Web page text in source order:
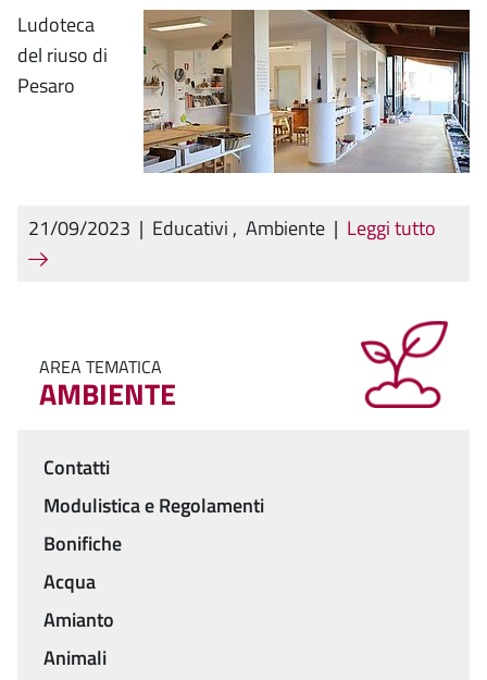
Ludoteca
del riuso di
Pesaro
21/09/2023 | Educativi , Ambiente | Leggi tutto
AREA TEMATICA
AMBIENTE
Menu
Contatti
Modulistica e Regolamenti
Bonifiche
Acqua
Amianto
Animali